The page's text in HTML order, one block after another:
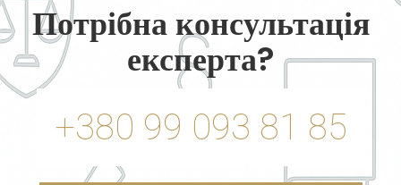
Потрібна консультація
експерта?
+380 99 093 81 85